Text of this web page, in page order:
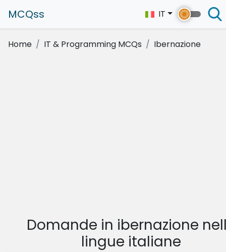
MCQss IT
Home IT & Programming MCQs Ibernazione
Domande in ibernazione
lingue italiane